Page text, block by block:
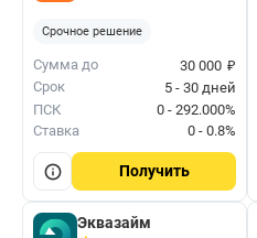
Срочное решение
Сумма до 30 000 ₽
Срок
5 - 30 дней
ПСК
0 - 292.000%
Ставка
0 - 0.8%
Получить
Эквазайм